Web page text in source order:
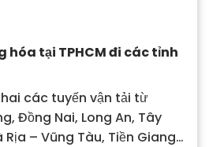
hóa tại TPHCM đi các tỉnh
các tuyến vận tải từ
Đồng Nai, Long An, Tây
Rịa – Vũng Tàu, Tiền Giang…